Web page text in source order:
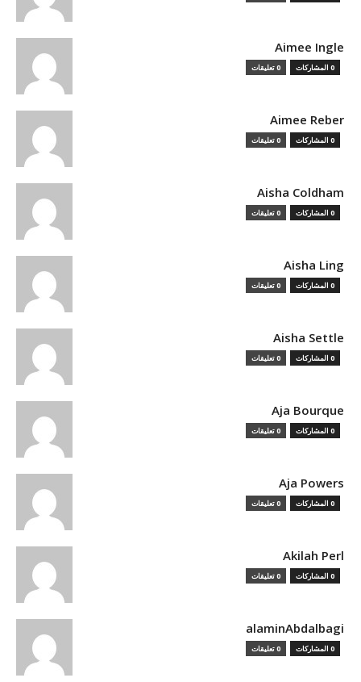
Aimee Ingle
0 المشاركات 0 تعليقات
Aimee Reber
0 المشاركات 0 تعليقات
Aisha Coldham
0 المشاركات 0 تعليقات
Aisha Ling
0 المشاركات 0 تعليقات
Aisha Settle
0 المشاركات 0 تعليقات
Aja Bourque
0 المشاركات 0 تعليقات
Aja Powers
0 المشاركات 0 تعليقات
Akilah Perl
0 المشاركات 0 تعليقات
alaminAbdalbagi
0 المشاركات 0 تعليقات